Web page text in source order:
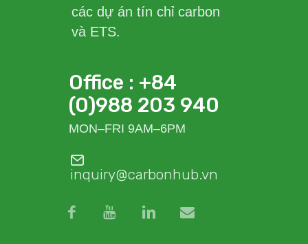
các dự án tín chỉ carbon
và ETS.
Office : +84
(0)988 203 940
MON–FRI 9AM–6PM
inquiry@carbonhub.vn